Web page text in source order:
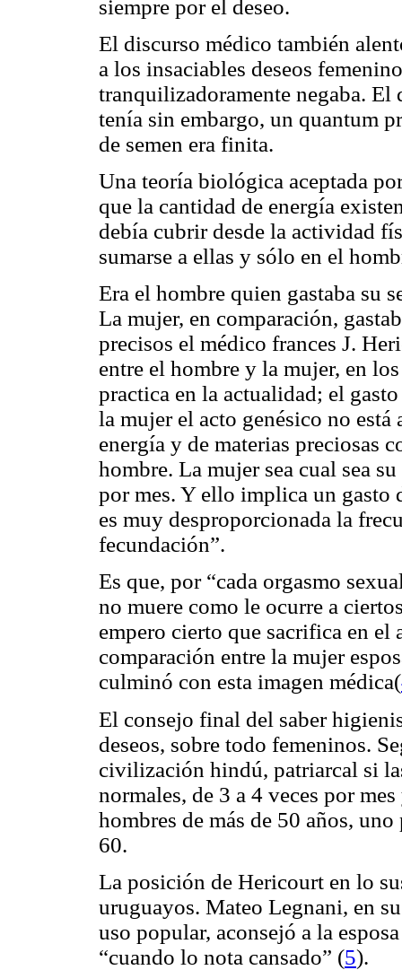
siempre por el deseo.
El discurso médico también
a los insaciables deseos
tranquilizadoramente negaba. El
tenía sin embargo, un quantum
de semen era finita.
Una teoría biológica aceptada
que la cantidad de energía
debía cubrir desde la actividad
sumarse a ellas y sólo en el
Era el hombre quien gastaba su
La mujer, en comparación,
precisos el médico frances J.
entre el hombre y la mujer, en
practica en la actualidad; el
la mujer el acto genésico no
energía y de materias preciosas
hombre. La mujer sea cual sea
por mes. Y ello implica un gasto
es muy desproporcionada la
fecundación”.
Es que, por “cada orgasmo
no muere como le ocurre a
empero cierto que sacrifica en el
comparación entre la mujer
culminó con esta imagen médica(
El consejo final del saber
deseos, sobre todo femeninos.
civilización hindú, patriarcal si
normales, de 3 a 4 veces por
hombres de más de 50 años,
60.
La posición de Hericourt en lo
uruguayos. Mateo Legnani, en
uso popular, aconsejó a la
“cuando lo nota cansado” (5).